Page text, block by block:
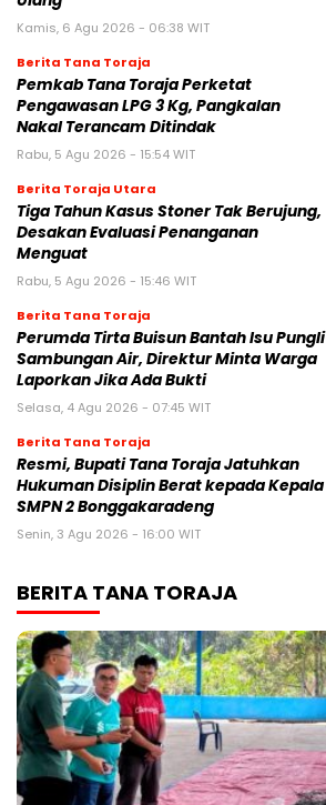
Kamis, 6 Agu 2026 - 06:38 WIT
Berita Tana Toraja
Pemkab Tana Toraja Perketat
Pengawasan LPG 3 Kg, Pangkalan
Nakal Terancam Ditindak
Rabu, 5 Agu 2026 - 15:54 WIT
Berita Toraja Utara
Tiga Tahun Kasus Stoner Tak Berujung,
Desakan Evaluasi Penanganan
Menguat
Rabu, 5 Agu 2026 - 15:46 WIT
Berita Tana Toraja
Perumda Tirta Buisun Bantah Isu Pungli
Sambungan Air, Direktur Minta Warga
Laporkan Jika Ada Bukti
Selasa, 4 Agu 2026 - 07:45 WIT
Berita Tana Toraja
Resmi, Bupati Tana Toraja Jatuhkan
Hukuman Disiplin Berat kepada Kepala
SMPN 2 Bonggakaradeng
Senin, 3 Agu 2026 - 16:00 WIT
BERITA TANA TORAJA